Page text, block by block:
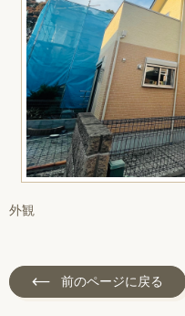
外観
前のページに戻る